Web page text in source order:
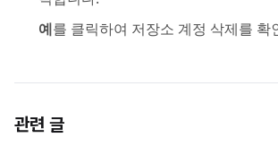
예를 클릭하여 저장소 계정 삭제를 확
관련 글